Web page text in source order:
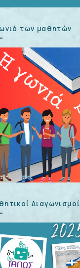
των μαθητών
Διαγωνισμοί